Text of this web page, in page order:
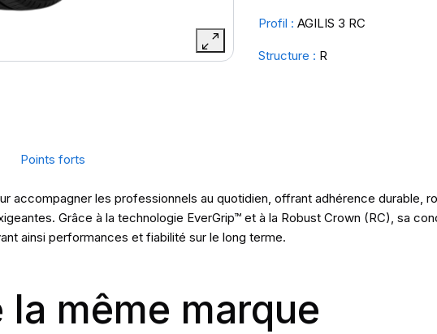
Profil : AGILIS 3 RC
Structure : R
Points forts
accompagner les professionnels au quotidien, offrant adhérence durable,
Grâce à la technologie EverGrip™ et à la Robust Crown (RC), sa
ainsi performances et fiabilité sur le long terme.
la même marque